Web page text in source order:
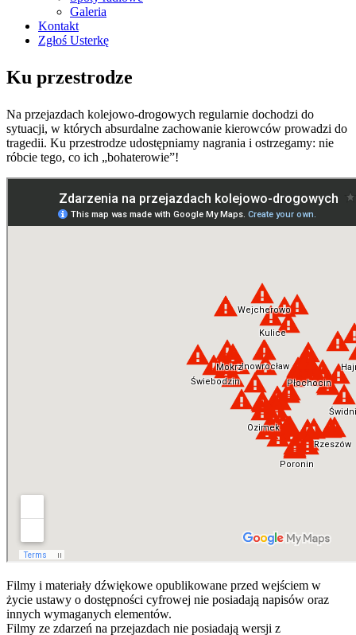
Galeria
Kontakt
Zgłoś Usterkę
Ku przestrodze
Na przejazdach kolejowo-drogowych regularnie dochodzi do
sytuacji, w których absurdalne zachowanie kierowców prowadzi do
tragedii. Ku przestrodze udostępniamy nagrania i ostrzegamy: nie
róbcie tego, co ich „bohaterowie”!
Filmy i materiały dźwiękowe opublikowane przed wejściem w
życie ustawy o dostępności cyfrowej nie posiadają napisów oraz
innych wymaganych elementów.
Filmy ze zdarzeń na przejazdach nie posiadają wersji z